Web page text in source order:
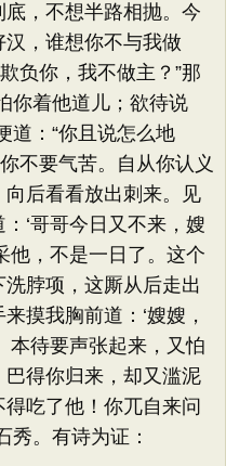
，不想半路相抛。今
汉，谁想你不与我做
负你，我不做主？”那
你着他道儿；欲待说
道：“你且说怎么地
不要气苦。自从你认义
后看看放出刺来。见
‘哥哥今日又不来，嫂
他，不是一日了。这个
脖项，这厮从后走出
摸我胸前道：‘嫂嫂，
本待要声张起来，又怕
得你归来，却又滥泥
吃了他！你兀自来问
秀。有诗为证：